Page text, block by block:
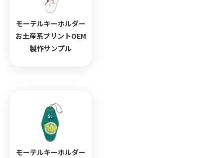
モーテルキーホルダー
お土産系プリントOEM
製作サンプル
モーテルキーホルダー